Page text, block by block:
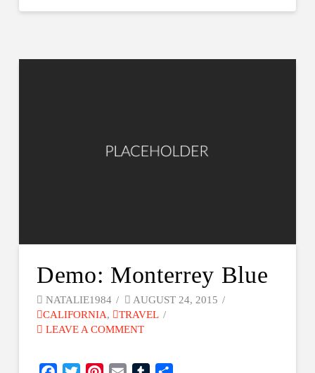
Demo: Monterrey Blue
NATALIE1984
AUGUST 24, 2015
CALIFORNIA,
TRAVEL
LEAVE A COMMENT